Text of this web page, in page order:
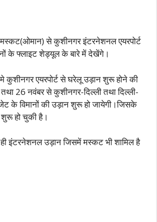
से कुशीनगर इंटरनेशनल एयरपोर्ट
के फ्लाइट शेड्यूल के बारे में देखेंगे।
कुशीनगर एयरपोर्ट से घरेलू उड़ान शुरू होने की
26 नवंबर से कुशीनगर-दिल्ली तथा दिल्ली-
के विमानों की उड़ान शुरू हो जायेगी।जिसके
हो चुकी है।
इंटरनेशनल उड़ान जिसमें मस्कट भी शामिल है